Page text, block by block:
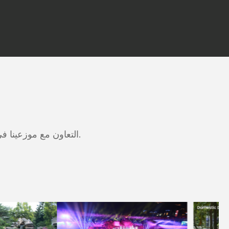
التعاون مع موزعينا في مختلف المناطق لتقديم خدمة أفضل وبناء مستوى أعلى للمشاريع الهندسية الكبيرة.